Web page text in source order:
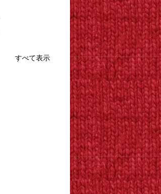
すべて表示